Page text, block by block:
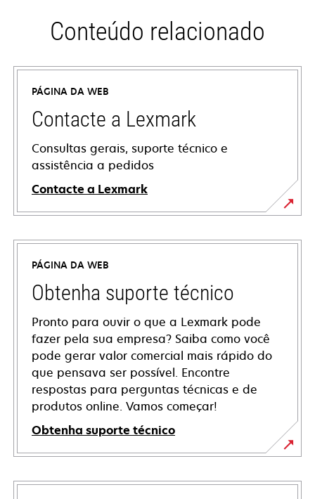
Conteúdo relacionado
PÁGINA DA WEB
Contacte a Lexmark
Consultas gerais, suporte técnico e
assistência a pedidos
Contacte a Lexmark
PÁGINA DA WEB
Obtenha suporte técnico
Pronto para ouvir o que a Lexmark pode
fazer pela sua empresa? Saiba como você
pode gerar valor comercial mais rápido do
que pensava ser possível. Encontre
respostas para perguntas técnicas e de
produtos online. Vamos começar!
Obtenha suporte técnico
abre
em